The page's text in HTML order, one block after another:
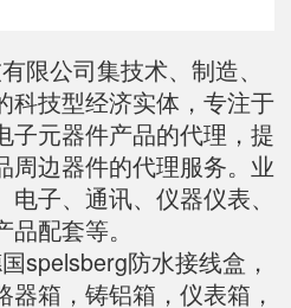
公司集技术、制造、
科技型经济实体，专注于
子元器件产品的代理，提
周边器件的代理服务。业
子、通讯、仪器仪表、
配套等。
spelsberg防水接线盒，
箱，铸铝箱，仪表箱，